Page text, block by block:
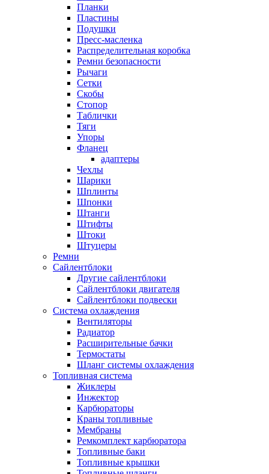
Планки
Пластины
Подушки
Пресс-масленка
Распределительная коробка
Ремни безопасности
Рычаги
Сетки
Скобы
Стопор
Таблички
Тяги
Упоры
Фланец
адаптеры
Чехлы
Шарики
Шплинты
Шпонки
Штанги
Штифты
Штоки
Штуцеры
Ремни
Сайлентблоки
Другие сайлентблоки
Сайлентблоки двигателя
Сайлентблоки подвески
Система охлаждения
Вентиляторы
Радиатор
Расширительные бачки
Термостаты
Шланг системы охлаждения
Топливная система
Жиклеры
Инжектор
Карбюраторы
Краны топливные
Мембраны
Ремкомплект карбюратора
Топливные баки
Топливные крышки